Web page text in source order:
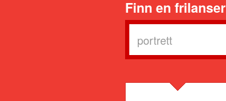
Finn en frilanser